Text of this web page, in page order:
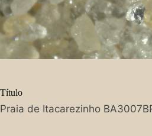
Título
Praia de Itacarezinho